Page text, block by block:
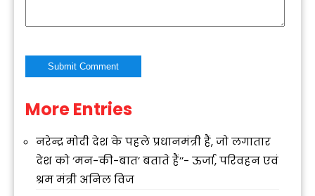
Alternative:
More Entries
नरेन्द्र मोदी देश के पहले प्रधानमंत्री हैं, जो लगातार
देश को ‘मन-की-बात’ बताते हैं’’- ऊर्जा, परिवहन एवं
श्रम मंत्री अनिल विज